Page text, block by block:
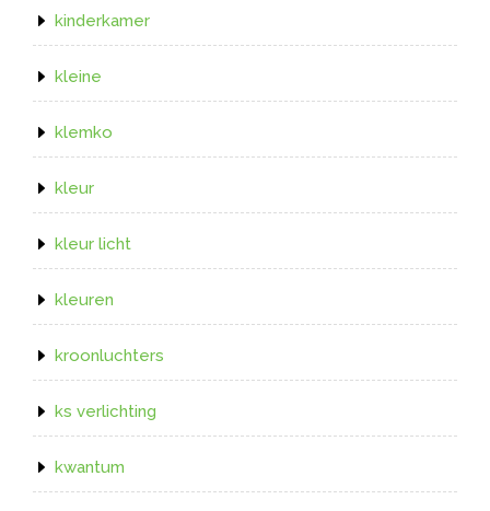
kinderkamer
kleine
klemko
kleur
kleur licht
kleuren
kroonluchters
ks verlichting
kwantum